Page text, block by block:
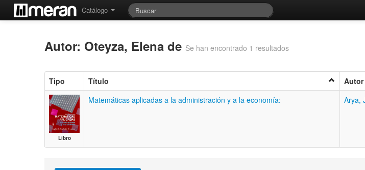
Catálogo
Autor: Oteyza, Elena de Se han encontrado 1 resultados
Tipo Título Autor
Libro
Matemáticas aplicadas a la administración y a la economía: Arya,